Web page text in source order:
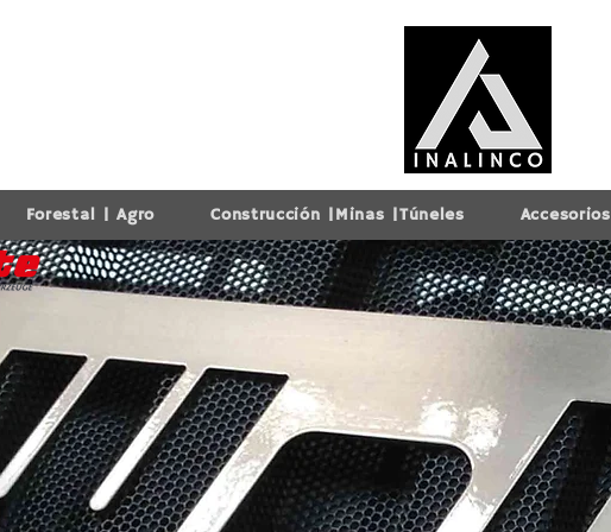
Forestal | Agro Construcción |Minas |Túneles Accesorios